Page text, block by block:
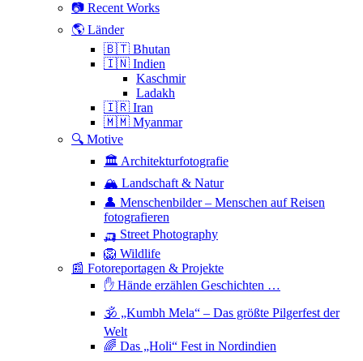
📷 Recent Works
🌎 Länder
🇧🇹 Bhutan
🇮🇳 Indien
Kaschmir
Ladakh
🇮🇷 Iran
🇲🇲 Myanmar
🔍 Motive
🏛 Architekturfotografie
🏔 Landschaft & Natur
👤 Menschenbilder – Menschen auf Reisen
fotografieren
🛺 Street Photography
🦁 Wildlife
📰 Fotoreportagen & Projekte
✋ Hände erzählen Geschichten …
🕉 „Kumbh Mela“ – Das größte Pilgerfest der
Welt
🌈 Das „Holi“ Fest in Nordindien